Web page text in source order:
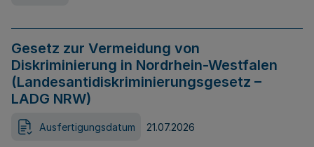
Gesetz zur Vermeidung von
Diskriminierung in Nordrhein-Westfalen
(Landesantidiskriminierungsgesetz –
LADG NRW)
Ausfertigungsdatum 21.07.2026